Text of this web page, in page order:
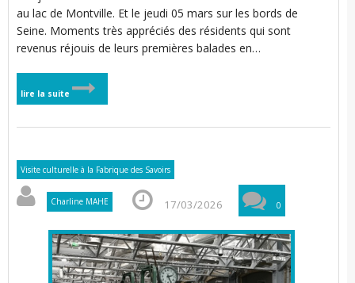
au lac de Montville. Et le jeudi 05 mars sur les bords de
Seine. Moments très appréciés des résidents qui sont
revenus réjouis de leurs premières balades en…
lire la suite
Visite culturelle à la Fabrique des Savoirs
Charline MAHE 17/03/2026 0